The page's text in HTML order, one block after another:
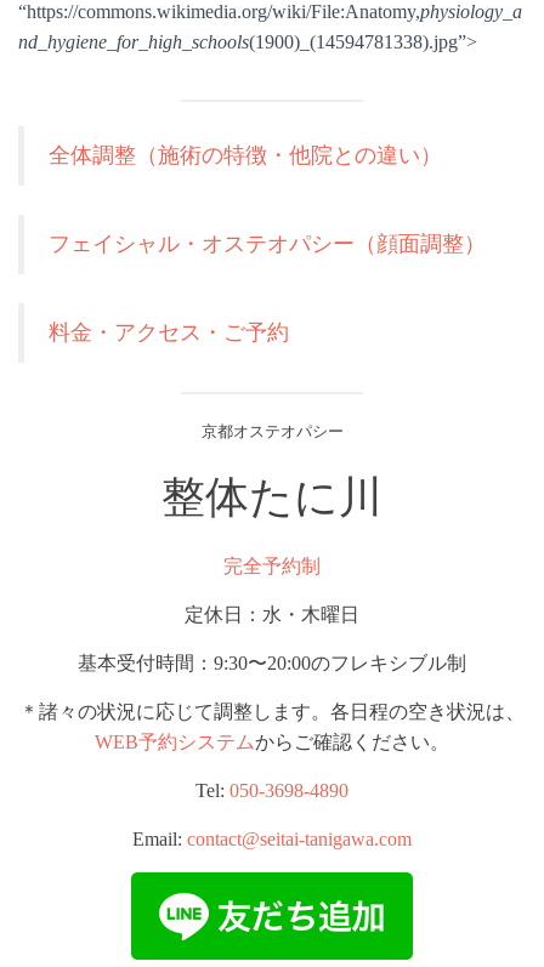
“https://commons.wikimedia.org/wiki/File:Anatomy,physiology_a
nd_hygiene_for_high_schools(1900)_(14594781338).jpg”>
全体調整（施術の特徴・他院との違い）
フェイシャル・オステオパシー（顔面調整）
料金・アクセス・ご予約
京都オステオパシー
整体たに川
完全予約制
定休日：水・木曜日
基本受付時間：9:30〜20:00のフレキシブル制
＊諸々の状況に応じて調整します。各日程の空き状況は、
WEB予約システムからご確認ください。
Tel: 050-3698-4890
Email: contact@seitai-tanigawa.com